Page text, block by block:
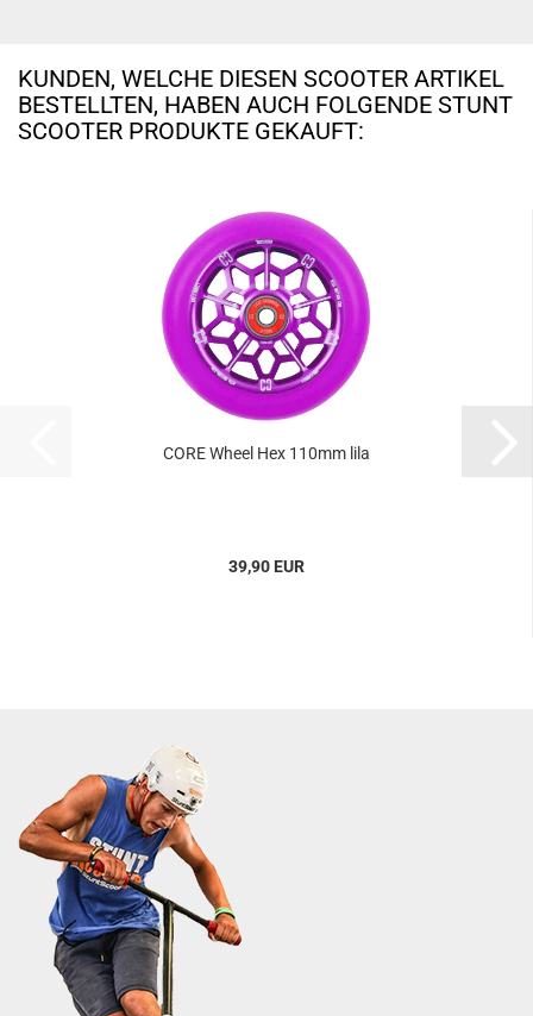
KUNDEN, WELCHE DIESEN SCOOTER ARTIKEL
BESTELLTEN, HABEN AUCH FOLGENDE STUNT
SCOOTER PRODUKTE GEKAUFT:
CORE Wheel Hex 110mm lila
39,90 EUR